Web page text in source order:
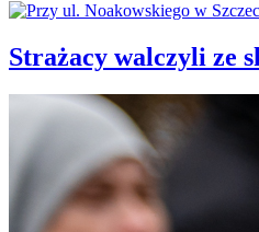
Strażacy walczyli ze